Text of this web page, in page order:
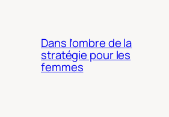
Dans l’ombre de la
stratégie pour les
femmes